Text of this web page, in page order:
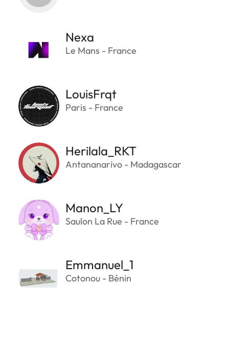
Nexa
Le Mans - France
LouisFrqt
Paris - France
Herilala_RKT
Antananarivo - Madagascar
Manon_LY
Saulon La Rue - France
Emmanuel_1
Cotonou - Bénin